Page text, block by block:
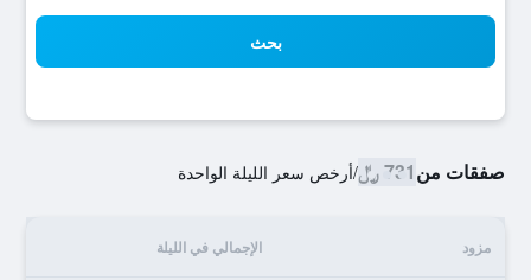
بحث
صفقات من731 ﷼ /أرخص سعر الليلة الواحدة
مزود الإجمالي في الليلة